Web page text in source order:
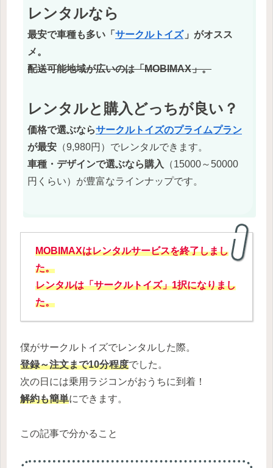
レンタルなら
最安で車種も多い「 サークルトイズ 」がオスス
メ。
配送可能地域が広いのは「MOBIMAX」。
レンタルと購入どっちが良い？
価格で選ぶならサークルトイズのプライムプラン
が最安 （9,980円）でレンタルできます。
車種・デザインで選ぶなら購入
（15000～50000
円くらい）が豊富なラインナップです。
MOBIMAXはレンタルサービスを終了しまし
た。
レンタルは「サークルトイズ」1択になりまし
た。
僕がサークルトイズでレンタルした際。
登録～注文まで10分程度でした。
次の日には乗用ラジコンがおうちに到着！
解約も簡単にできます。
この記事で分かること